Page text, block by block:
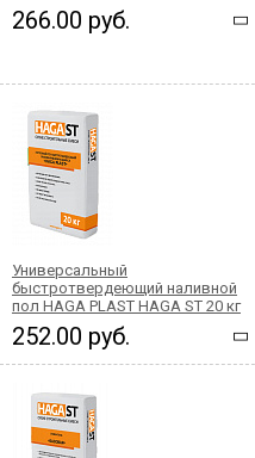
266.00 руб.
Универсальный
быстротвердеющий наливной
пол HAGA PLAST HAGA ST 20 кг
252.00 руб.